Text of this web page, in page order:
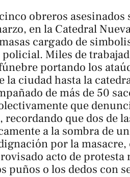
obreros asesinados
en la Catedral
cargado de
Miles de
portando los
la ciudad hasta la
de más de 50
que
que dos de
a la sombra de
por la
acto de protesta
puños o los dedos con